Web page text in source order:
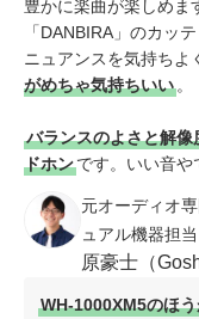
豊かに楽曲が楽しめま
「DANBIRA」のカッ
ニュアンスを気持ちよ
がめちゃ気持ちいい 。
バランスのよさと解
ドホンです。いい音や
元オーディオ
ュアル機器担当
原豪士（
WH-1000XM5のほ